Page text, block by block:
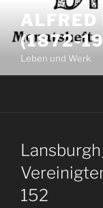
Inhalt
springen
ALFRED
(1872-
Leben und Werk
152